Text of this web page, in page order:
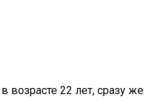
22 лет, сразу же